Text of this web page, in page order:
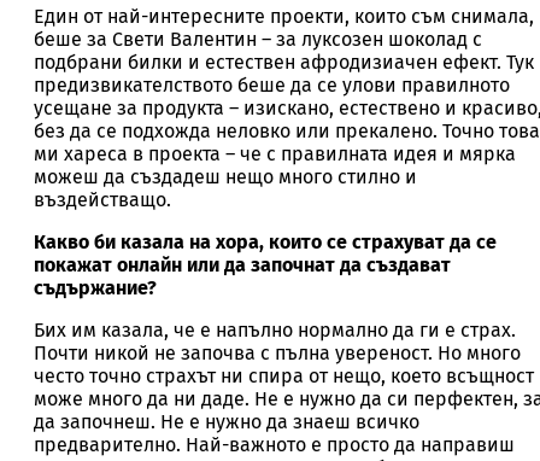
Един от най-интересните проекти, които съм снимала,
беше за Свети Валентин – за луксозен шоколад с
подбрани билки и естествен афродизиачен ефект. Тук
предизвикателството беше да се улови правилното
усещане за продукта – изискано, естествено и
без да се подхожда неловко или прекалено. Точно това
ми хареса в проекта – че с правилната идея и мярка
можеш да създадеш нещо много стилно и
въздействащо.
Какво би казала на хора, които се страхуват да се
покажат онлайн или да започнат да създават
съдържание?
Бих им казала, че е напълно нормално да ги е страх.
Почти никой не започва с пълна увереност. Но много
често точно страхът ни спира от нещо, което всъщност
може много да ни даде. Не е нужно да си перфектен,
да започнеш. Не е нужно да знаеш всичко
предварително. Най-важното е просто да направиш